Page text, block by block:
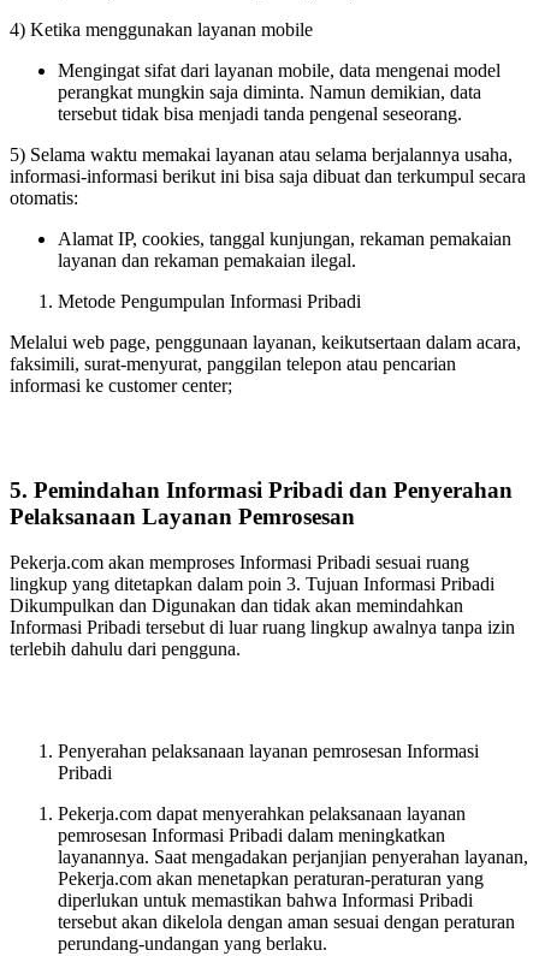
4) Ketika menggunakan layanan mobile
Mengingat sifat dari layanan mobile, data mengenai model
perangkat mungkin saja diminta. Namun demikian, data
tersebut tidak bisa menjadi tanda pengenal seseorang.
5) Selama waktu memakai layanan atau selama berjalannya usaha,
informasi-informasi berikut ini bisa saja dibuat dan terkumpul secara
otomatis:
Alamat IP, cookies, tanggal kunjungan, rekaman pemakaian
layanan dan rekaman pemakaian ilegal.
Metode Pengumpulan Informasi Pribadi
Melalui web page, penggunaan layanan, keikutsertaan dalam acara,
faksimili, surat-menyurat, panggilan telepon atau pencarian
informasi ke customer center;
5. Pemindahan Informasi Pribadi dan Penyerahan
Pelaksanaan Layanan Pemrosesan
Pekerja.com akan memproses Informasi Pribadi sesuai ruang
lingkup yang ditetapkan dalam poin 3. Tujuan Informasi Pribadi
Dikumpulkan dan Digunakan dan tidak akan memindahkan
Informasi Pribadi tersebut di luar ruang lingkup awalnya tanpa izin
terlebih dahulu dari pengguna.
Penyerahan pelaksanaan layanan pemrosesan Informasi
Pribadi
Pekerja.com dapat menyerahkan pelaksanaan layanan
pemrosesan Informasi Pribadi dalam meningkatkan
layanannya. Saat mengadakan perjanjian penyerahan layanan,
Pekerja.com akan menetapkan peraturan-peraturan yang
diperlukan untuk memastikan bahwa Informasi Pribadi
tersebut akan dikelola dengan aman sesuai dengan peraturan
perundang-undangan yang berlaku.